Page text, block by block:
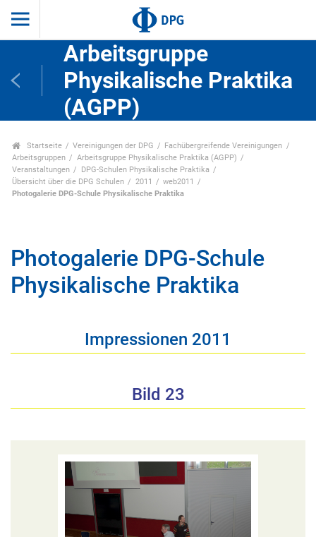
Arbeitsgruppe
Physikalische Praktika
(AGPP)
Startseite Vereinigungen der DPG
Fachübergreifende Vereinigungen
Arbeitsgruppen
Arbeitsgruppe Physikalische Praktika (AGPP)
Veranstaltungen
DPG-Schulen Physikalische Praktika
Übersicht über die DPG Schulen
2011
web2011
Photogalerie DPG-Schule Physikalische Praktika
Photogalerie DPG-Schule
Physikalische Praktika
Impressionen 2011
Bild 23